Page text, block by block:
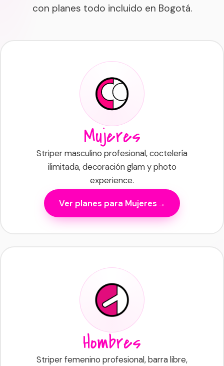
con planes todo incluido en Bogotá.
Mujeres
Striper masculino profesional, coctelería
ilimitada, decoración glam y photo
experience.
Ver planes para Mujeres
Hombres
Striper femenino profesional, barra libre,